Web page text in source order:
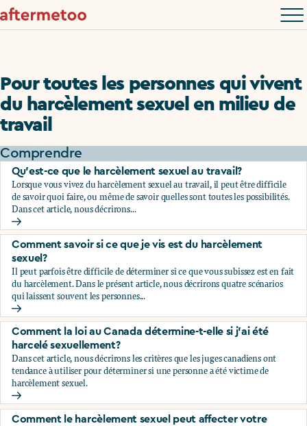
Pour toutes les personnes qui vivent
du harcèlement sexuel en milieu de
travail
Comprendre
Qu’est-ce que le harcèlement sexuel au travail?
Lorsque vous vivez du harcèlement sexuel au travail, il peut être difficile
de savoir quoi faire, ou même de savoir quelles sont toutes les possibilités.
Dans cet article, nous décrirons...
Qu’est-ce que le harcèlement sexuel au travail?
Comment savoir si ce que je vis est du harcèlement
sexuel?
Il peut parfois être difficile de déterminer si ce que vous subissez est en fait
du harcèlement. Dans le présent article, nous décrirons quatre scénarios
qui laissent souvent les personnes...
Comment savoir si ce que je vis est du harcèlement sexuel?
Comment la loi au Canada détermine-t-elle si j’ai été
harcelé sexuellement?
Dans cet article, nous décrirons les critères que les juges canadiens ont
tendance à utiliser pour déterminer si une personne a été victime de
harcèlement sexuel.
Comment la loi au Canada détermine-t-elle si j’ai été
Comment le harcèlement sexuel peut affecter votre